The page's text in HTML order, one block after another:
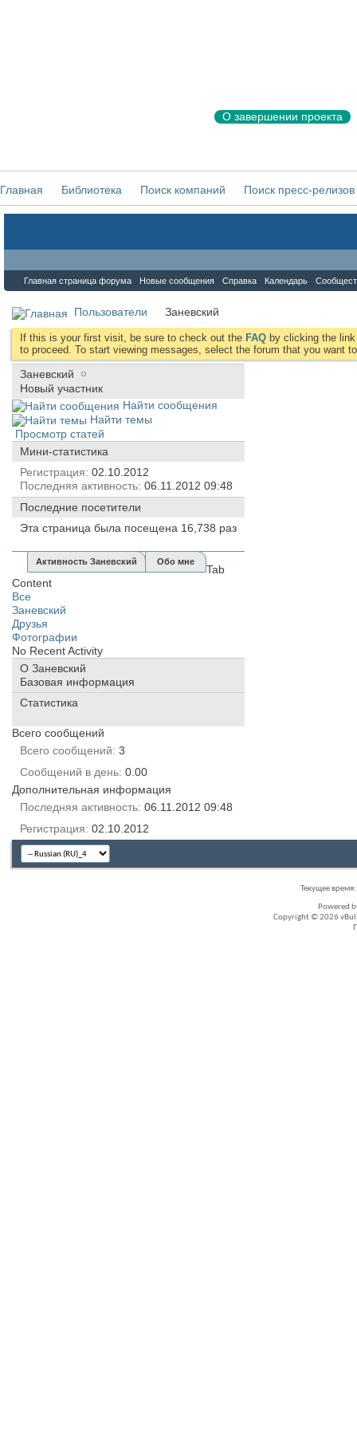
О завершении проекта
Главная Библиотека Поиск компаний Поиск пресс-релизов
Главная страница форума Новые сообщения Справка Календарь
Пользователи Заневский
If this is your first visit, be sure to check out the FAQ by clicking the
to proceed. To start viewing messages, select the forum that you want
Заневский
Новый участник
Найти сообщения
Найти темы
Просмотр статей
Мини-статистика
Регистрация 02.10.2012
Последняя активность 06.11.2012 09:48
Последние посетители
Эта страница была посещена 16,738 раз
Активность Заневский Обо мне
Tab
Content
Все
Заневский
Друзья
Фотографии
No Recent Activity
О Заневский
Базовая информация
Статистика
Всего сообщений
Всего сообщений 3
Сообщений в день 0.00
Дополнительная информация
Последняя активность 06.11.2012 09:48
Регистрация 02.10.2012
Текущее время:
Powered
Copyright © 2026